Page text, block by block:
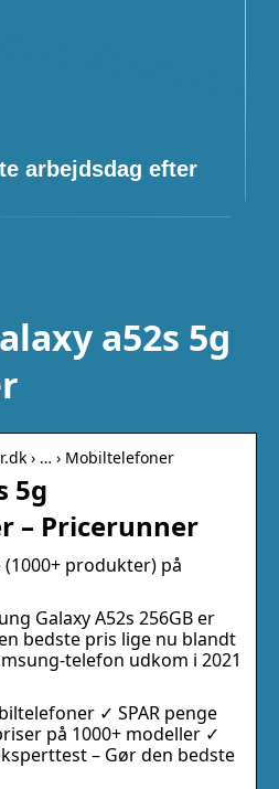
arbejdsdag efter
a52s 5g
› … › Mobiltelefoner
5g
– Pricerunner
(1000+ produkter) på
Galaxy A52s 256GB er
bedste pris lige nu blandt
telefon udkom i 2021
✓ SPAR penge
på 1000+ modeller ✓
– Gør den bedste